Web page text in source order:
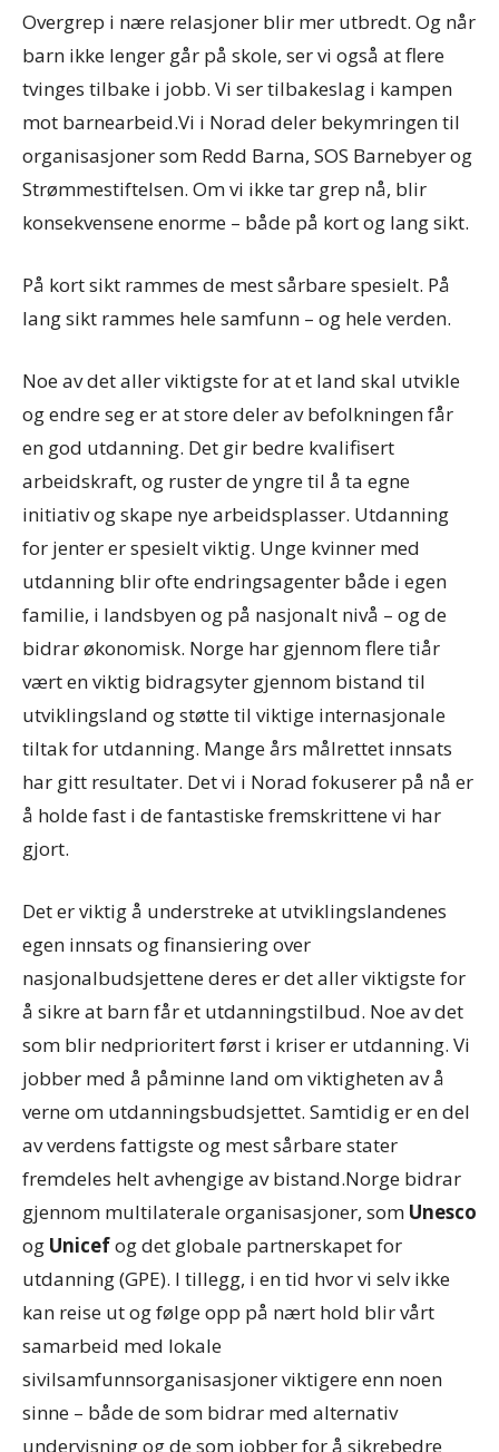
Overgrep i nære relasjoner blir mer utbredt. Og når
barn ikke lenger går på skole, ser vi også at flere
tvinges tilbake i jobb. Vi ser tilbakeslag i kampen
mot barnearbeid.Vi i Norad deler bekymringen til
organisasjoner som Redd Barna, SOS Barnebyer og
Strømmestiftelsen. Om vi ikke tar grep nå, blir
konsekvensene enorme – både på kort og lang sikt.
På kort sikt rammes de mest sårbare spesielt. På
lang sikt rammes hele samfunn – og hele verden.
Noe av det aller viktigste for at et land skal utvikle
og endre seg er at store deler av befolkningen får
en god utdanning. Det gir bedre kvalifisert
arbeidskraft, og ruster de yngre til å ta egne
initiativ og skape nye arbeidsplasser. Utdanning
for jenter er spesielt viktig. Unge kvinner med
utdanning blir ofte endringsagenter både i egen
familie, i landsbyen og på nasjonalt nivå – og de
bidrar økonomisk. Norge har gjennom flere tiår
vært en viktig bidragsyter gjennom bistand til
utviklingsland og støtte til viktige internasjonale
tiltak for utdanning. Mange års målrettet innsats
har gitt resultater. Det vi i Norad fokuserer på nå er
å holde fast i de fantastiske fremskrittene vi har
gjort.
Det er viktig å understreke at utviklingslandenes
egen innsats og finansiering over
nasjonalbudsjettene deres er det aller viktigste for
å sikre at barn får et utdanningstilbud. Noe av det
som blir nedprioritert først i kriser er utdanning. Vi
jobber med å påminne land om viktigheten av å
verne om utdanningsbudsjettet. Samtidig er en del
av verdens fattigste og mest sårbare stater
fremdeles helt avhengige av bistand.Norge bidrar
gjennom multilaterale organisasjoner, som Unesco
og Unicefog det globale partnerskapet for
utdanning (GPE). I tillegg, i en tid hvor vi selv ikke
kan reise ut og følge opp på nært hold blir vårt
samarbeid med lokale
sivilsamfunnsorganisasjoner viktigere enn noen
sinne – både de som bidrar med alternativ
undervisning og de som jobber for å sikrebedre